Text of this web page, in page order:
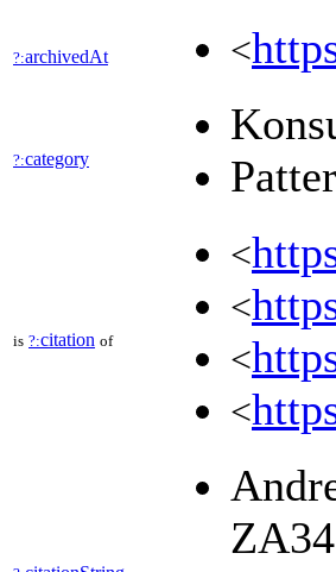
?:archivedAt <
?:category
is ?:citation of
<
<
<
<